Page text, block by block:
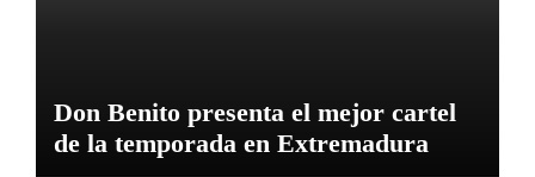
Don Benito presenta el mejor cartel
de la temporada en Extremadura